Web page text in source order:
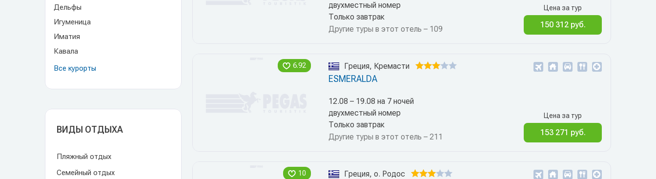
Дельфы
Игуменица
Иматия
Кавала
Все курорты
ВИДЫ ОТДЫХА
Пляжный отдых
Семейный отдых
двухместный номер
Только завтрак
Другие туры в этот отель – 109
Цена за тур
150 312 руб.
6.92 Греция, Кремасти
ESMERALDA
12.08 – 19.08 на 7 ночей
двухместный номер
Только завтрак
Другие туры в этот отель – 211
Цена за тур
153 271 руб.
10 Греция, о. Родос